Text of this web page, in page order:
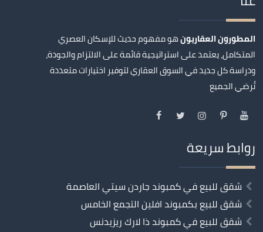
المطورون العقاريونهو مفهوم حديث للإسكان العصري
المتكامل، يعتمد على استراتيجية قائمة على الالتزام والجودة،
ودراسة كل جديد في السوق العقاري لتوفير اختيارات متعددة
تُرضي الجميع
روابط سريعة
شقق للبيع في كمبوند جاردن سيتي العاصمة
شقق للبيع بكمبوند افلين التجمع الخامس
شقق للبيع في كمبوند ذا لارك ريزيدنس